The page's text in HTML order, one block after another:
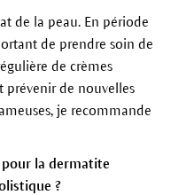
de la peau. En période
de prendre soin de
de crèmes
prévenir de nouvelles
je recommande
la dermatite
?